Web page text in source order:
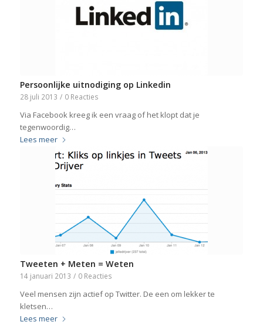
Persoonlijke uitnodiging op Linkedin
28 juli 2013 / 0 Reacties
Via Facebook kreeg ik een vraag of het klopt dat je
tegenwoordig…
Lees meer
Tweeten + Meten = Weten
14 januari 2013 / 0 Reacties
Veel mensen zijn actief op Twitter. De een om lekker te
kletsen…
Lees meer